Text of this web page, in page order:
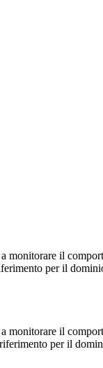
monitorare il
per il
monitorare il
per il